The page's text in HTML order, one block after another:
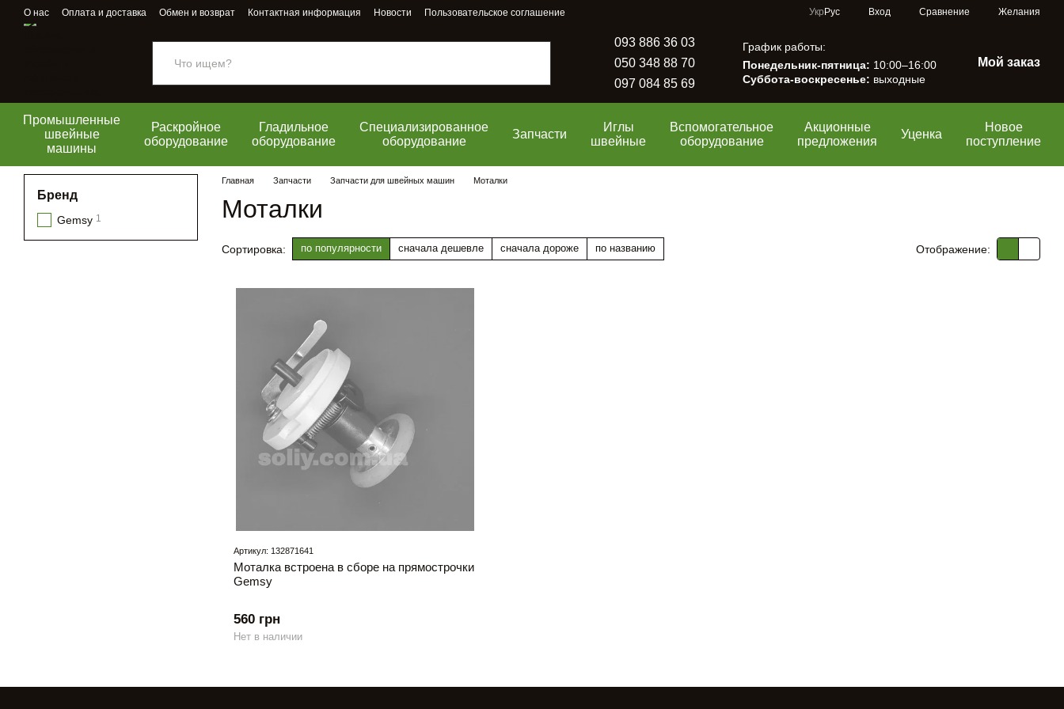
Перейти к основному контенту
О нас Оплата и доставка Обмен и возврат Контактная информация Новости Пользовательское соглашение Укр Рус Вход Сравнение Желания
093 886 36 03
050 348 88 70
097 084 85 69
График работы:
Понедельник-пятница: 10:00–16:00
Суббота-воскресенье: выходные
Мой заказ
Промышленные
швейные
машины
Раскройное
оборудование
Гладильное
оборудование
Специализированное
оборудование
Запчасти
Иглы
швейные
Вспомогательное
оборудование
Акционные
предложения
Уценка
Новое
поступление
Главная Запчасти Запчасти для швейных машин Моталки
Моталки
Сортировка: по популярности сначала дешевле сначала дороже по названию Отображение:
Артикул: 132871641
Моталка встроена в сборе на прямострочки
Gemsy
560 грн
Нет в наличии
Бренд
Gemsy 1